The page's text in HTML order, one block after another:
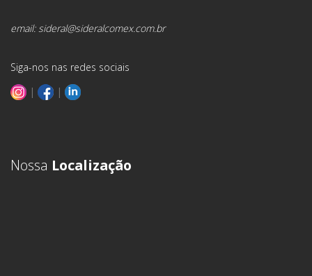
email:sideral@sideralcomex.com.br
Siga-nos nas redes sociais
|
|
Nossa Localização